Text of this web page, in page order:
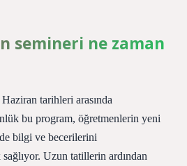
semineri ne zaman
tarihleri ​​arasında
bu program, öğretmenlerin yeni
bilgi ve becerilerini
Uzun tatillerin ardından